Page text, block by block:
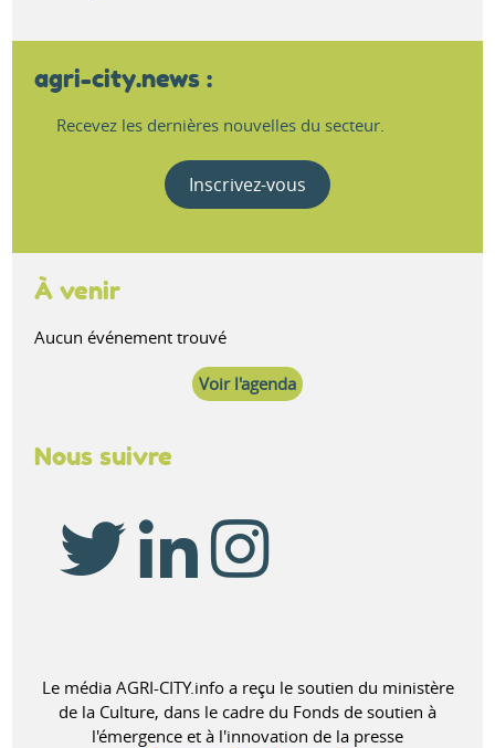
agri-city.news :
Recevez les dernières nouvelles du secteur.
Inscrivez-vous
À venir
Aucun événement trouvé
Voir l'agenda
Nous suivre
Le média AGRI-CITY.info a reçu le soutien du ministère
de la Culture, dans le cadre du Fonds de soutien à
l'émergence et à l'innovation de la presse